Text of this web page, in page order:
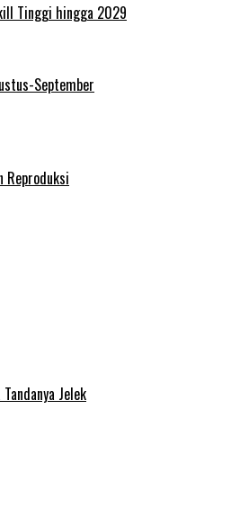
Tinggi hingga 2029
September
Reproduksi
Jelek